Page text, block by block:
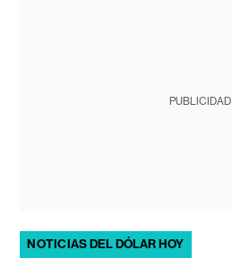
PUBLICIDAD
NOTICIAS DEL DÓLAR HOY